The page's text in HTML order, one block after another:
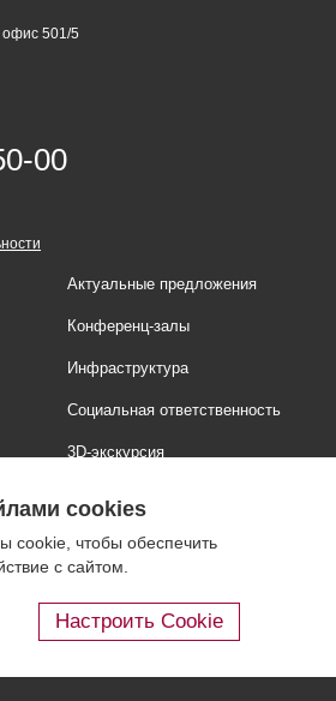
офис 501/5
00
Актуальные предложения
Конференц-залы
Инфраструктура
Социальная ответственность
3D-экскурсия
Блог
cookies
cookie, чтобы обеспечить
с сайтом.
Настроить Cookie